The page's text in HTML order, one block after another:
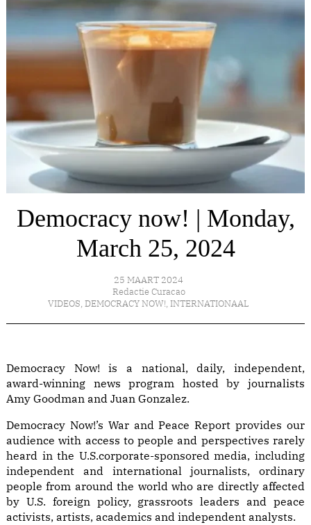
Democracy now! | Monday,
March 25, 2024
25 MAART 2024
Redactie Curacao
VIDEOS, DEMOCRACY NOW!, INTERNATIONAAL
Democracy Now! is a national, daily, independent,
award-winning news program hosted by journalists
Amy Goodman and Juan Gonzalez.
Democracy Now!’s War and Peace Report provides our
audience with access to people and perspectives rarely
heard in the U.S.corporate-sponsored media, including
independent and international journalists, ordinary
people from around the world who are directly affected
by U.S. foreign policy, grassroots leaders and peace
activists, artists, academics and independent analysts.